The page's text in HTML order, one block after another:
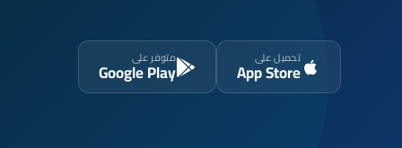
تحميل على
App Store
متوفر على
Google Play